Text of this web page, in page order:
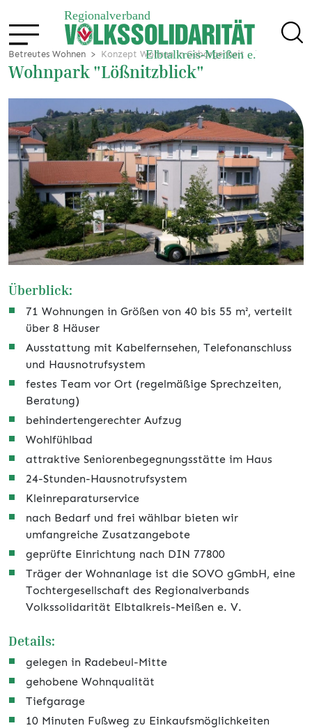
Betreutes Wohnen Konzept Wohnen in Geborgenheit
Wohnpark "Lößnitzblick"
Überblick:
71 Wohnungen in Größen von 40 bis 55 m², verteilt
über 8 Häuser
Ausstattung mit Kabelfernsehen, Telefonanschluss
und Hausnotrufsystem
festes Team vor Ort (regelmäßige Sprechzeiten,
Beratung)
behindertengerechter Aufzug
Wohlfühlbad
attraktive Seniorenbegegnungsstätte im Haus
24-Stunden-Hausnotrufsystem
Kleinreparaturservice
nach Bedarf und frei wählbar bieten wir
umfangreiche Zusatzangebote
geprüfte Einrichtung nach DIN 77800
Träger der Wohnanlage ist die SOVO gGmbH, eine
Tochtergesellschaft des Regionalverbands
Volkssolidarität Elbtalkreis-Meißen e. V.
Details:
gelegen in Radebeul-Mitte
gehobene Wohnqualität
Tiefgarage
10 Minuten Fußweg zu Einkaufsmöglichkeiten